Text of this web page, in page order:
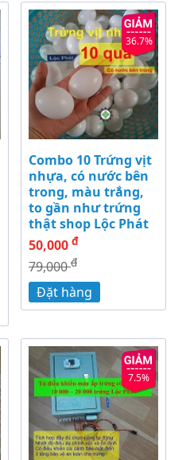
36.7%
Combo 10 Trứng vịt
nhựa, có nước bên
trong, màu trắng,
to gần như trứng
thật shop Lộc Phát
50,000 đ
79,000đ
Đặt hàng
7.5%